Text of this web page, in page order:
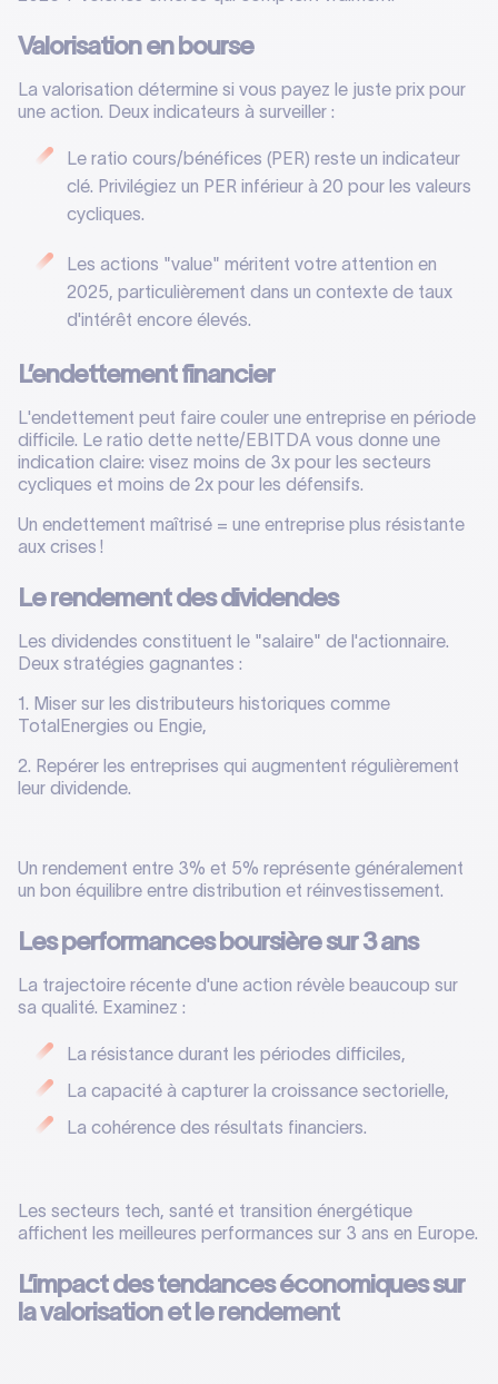
Valorisation en bourse
La valorisation détermine si vous payez le juste prix pour
une action. Deux indicateurs à surveiller :
Le ratio cours/bénéfices (PER) reste un indicateur
clé. Privilégiez un PER inférieur à 20 pour les valeurs
cycliques.
Les actions "value" méritent votre attention en
2025, particulièrement dans un contexte de taux
d'intérêt encore élevés.
L’endettement financier
L'endettement peut faire couler une entreprise en période
difficile. Le ratio dette nette/EBITDA vous donne une
indication claire: visez moins de 3x pour les secteurs
cycliques et moins de 2x pour les défensifs.
Un endettement maîtrisé = une entreprise plus résistante
aux crises !
Le rendement des dividendes
Les dividendes constituent le "salaire" de l'actionnaire.
Deux stratégies gagnantes :
1. Miser sur les distributeurs historiques comme
TotalEnergies ou Engie,
2. Repérer les entreprises qui augmentent régulièrement
leur dividende.
Un rendement entre 3% et 5% représente généralement
un bon équilibre entre distribution et réinvestissement.
Les performances boursière sur 3 ans
La trajectoire récente d'une action révèle beaucoup sur
sa qualité. Examinez :
La résistance durant les périodes difficiles,
La capacité à capturer la croissance sectorielle,
La cohérence des résultats financiers.
Les secteurs tech, santé et transition énergétique
affichent les meilleures performances sur 3 ans en Europe.
L’impact des tendances économiques sur
la valorisation et le rendement